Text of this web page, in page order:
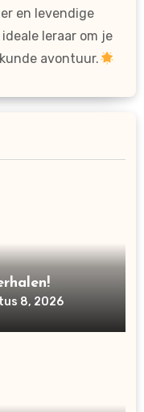
en levendige
leraar om je
avontuur.
8, 2026